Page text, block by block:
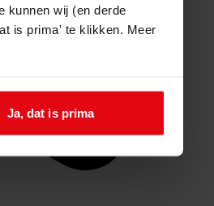
kunnen wij (en derde
is prima' te klikken. Meer
Ja, dat is prima